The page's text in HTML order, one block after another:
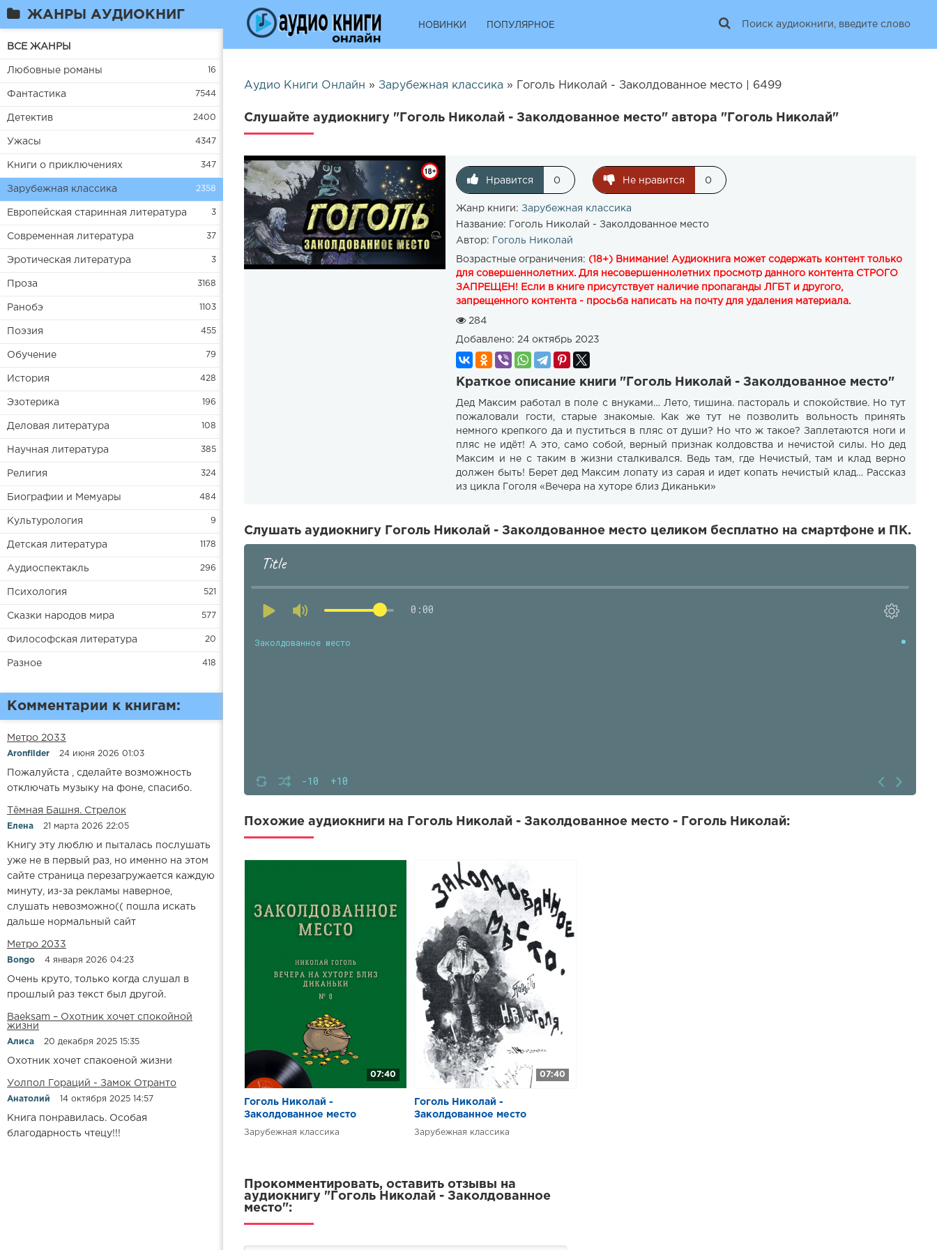
ЖАНРЫ АУДИОКНИГ
ВСЕ ЖАНРЫ
Любовные романы 16
Фантастика 7544
Детектив 2400
Ужасы 4347
Книги о приключениях 347
Зарубежная классика 2358
Европейская старинная литература 3
Современная литература 37
Эротическая литература 3
Проза 3168
Ранобэ 1103
Поэзия 455
Обучение 79
История 428
Эзотерика 196
Деловая литература 108
Научная литература 385
Религия 324
Биографии и Мемуары 484
Культурология 9
Детская литература 1178
Аудиоспектакль 296
Психология 521
Сказки народов мира 577
Философская литература 20
Разное 418
Комментарии к книгам:
Метро 2033
Aronfilder 24 июня 2026 01:03
Пожалуйста , сделайте возможность
отключать музыку на фоне, спасибо.
​​Тёмная Башня. Стрелок
Елена 21 марта 2026 22:05
Книгу эту люблю и пыталась послушать
уже не в первый раз, но именно на этом
сайте страница перезагружается каждую
минуту, из-за рекламы наверное,
слушать невозможно(( пошла искать
дальше нормальный сайт
Метро 2033
Bongo 4 января 2026 04:23
Очень круто, только когда слушал в
прошлый раз текст был другой.
Baeksam – Охотник хочет спокойной
жизни
Алиса 20 декабря 2025 15:35
Охотник хочет спакоеной жизни
Уолпол Гораций - Замок Отранто
Анатолий 14 октября 2025 14:57
Книга понравилась. Особая
благодарность чтецу!!!
НОВИНКИ ПОПУЛЯРНОЕ
Аудио Книги Онлайн » Зарубежная классика » Гоголь Николай - Заколдованное место | 6499
Слушайте аудиокнигу "Гоголь Николай - Заколдованное место" автора "Гоголь Николай"
Нравится 0 Не нравится 0
Жанр книги:Зарубежная классика
Название:
Гоголь Николай - Заколдованное место
Автор:
Гоголь Николай
Возрастные ограничения: (18+) Внимание! Аудиокнига может содержать контент только
для совершеннолетних. Для несовершеннолетних просмотр данного контента СТРОГО
ЗАПРЕЩЕН! Если в книге присутствует наличие пропаганды ЛГБТ и другого,
запрещенного контента - просьба написать на почту для удаления материала.
284
Добавлено: 24 октябрь 2023
Краткое описание книги "Гоголь Николай - Заколдованное место"
Дед Максим работал в поле с внуками… Лето, тишина. пастораль и спокойствие. Но тут
пожаловали гости, старые знакомые. Как же тут не позволить вольность принять
немного крепкого да и пуститься в пляс от души? Но что ж такое? Заплетаются ноги и
пляс не идёт! А это, само собой, верный признак колдовства и нечистой силы. Но дед
Максим и не с таким в жизни сталкивался. Ведь там, где Нечистый, там и клад верно
должен быть! Берет дед Максим лопату из сарая и идет копать нечистый клад… Рассказ
из цикла Гоголя «Вечера на хуторе близ Диканьки»
Слушать аудиокнигу Гоголь Николай - Заколдованное место целиком бесплатно на смартфоне и ПК.
Title
0:00
-10 +10
Заколдованное место
Похожие аудиокниги на Гоголь Николай - Заколдованное место - Гоголь Николай:
07:40
Гоголь Николай -
Заколдованное место
Зарубежная классика
07:40
Гоголь Николай -
Заколдованное место
Зарубежная классика
Прокомментировать, оставить отзывы на
аудиокнигу "Гоголь Николай - Заколдованное
место":